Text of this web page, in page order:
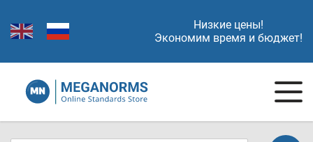
Низкие цены!
Экономим время и бюджет!